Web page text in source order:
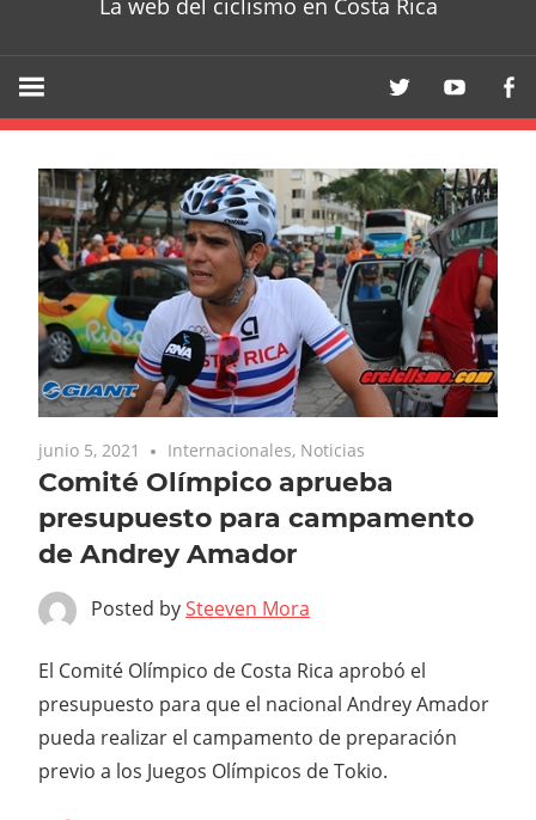
La web del ciclismo en Costa Rica
junio 5, 2021 Internacionales, Noticias
Comité Olímpico aprueba
presupuesto para campamento
de Andrey Amador
Posted bySteeven Mora
El Comité Olímpico de Costa Rica aprobó el
presupuesto para que el nacional Andrey Amador
pueda realizar el campamento de preparación
previo a los Juegos Olímpicos de Tokio.